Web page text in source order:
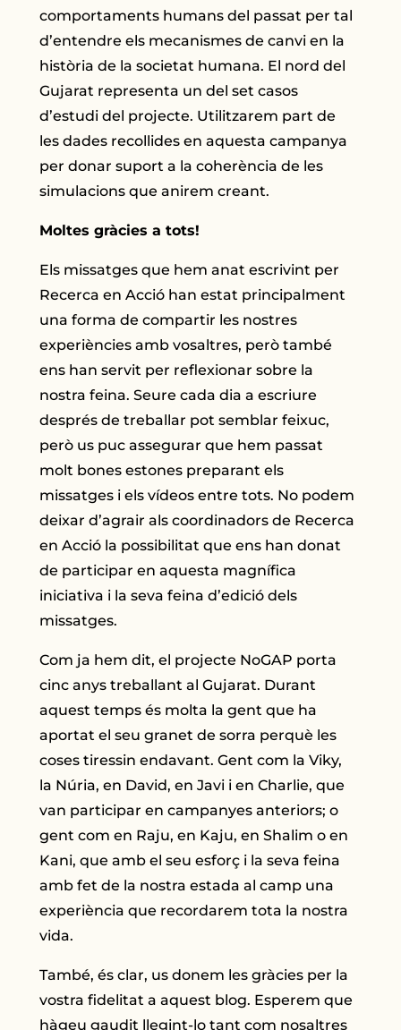
comportaments humans del passat per tal
d’entendre els mecanismes de canvi en la
història de la societat humana. El nord del
Gujarat representa un del set casos
d’estudi del projecte. Utilitzarem part de
les dades recollides en aquesta campanya
per donar suport a la coherència de les
simulacions que anirem creant.
Moltes gràcies a tots!
Els missatges que hem anat escrivint per
Recerca en Acció han estat principalment
una forma de compartir les nostres
experiències amb vosaltres, però també
ens han servit per reflexionar sobre la
nostra feina. Seure cada dia a escriure
després de treballar pot semblar feixuc,
però us puc assegurar que hem passat
molt bones estones preparant els
missatges i els vídeos entre tots. No podem
deixar d’agrair als coordinadors de Recerca
en Acció la possibilitat que ens han donat
de participar en aquesta magnífica
iniciativa i la seva feina d’edició dels
missatges.
Com ja hem dit, el projecte NoGAP porta
cinc anys treballant al Gujarat. Durant
aquest temps és molta la gent que ha
aportat el seu granet de sorra perquè les
coses tiressin endavant. Gent com la Viky,
la Núria, en David, en Javi i en Charlie, que
van participar en campanyes anteriors; o
gent com en Raju, en Kaju, en Shalim o en
Kani, que amb el seu esforç i la seva feina
amb fet de la nostra estada al camp una
experiència que recordarem tota la nostra
vida.
També, és clar, us donem les gràcies per la
vostra fidelitat a aquest blog. Esperem que
hàgeu gaudit llegint-lo tant com nosaltres